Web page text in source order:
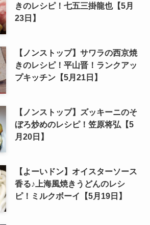
きのレシピ！七五三掛龍也【5月
23日】
【ノンストップ】サワラの西京焼
きのレシピ！平山晋！ランクアッ
プキッチン【5月21日】
【ノンストップ】ズッキーニのそ
ぼろ炒めのレシピ！笠原将弘【5
月20日】
【よーいドン】オイスターソース
香る♪上海風焼きうどんのレシ
ピ！ミルクボーイ【5月19日】